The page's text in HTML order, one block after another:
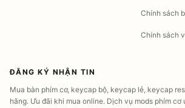
Chính sách
Chính sách
ĐĂNG KÝ NHẬN TIN
Mua bàn phím cơ, keycap bộ, keycap lẻ, keycap
hãng. Ưu đãi khi mua online. Dịch vụ mods phím cơ